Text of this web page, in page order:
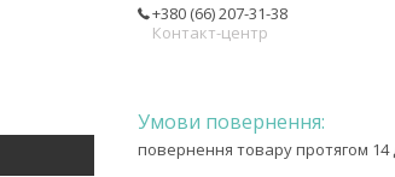
+380 (66) 207-31-38
Контакт-центр
повернення товару протягом 14